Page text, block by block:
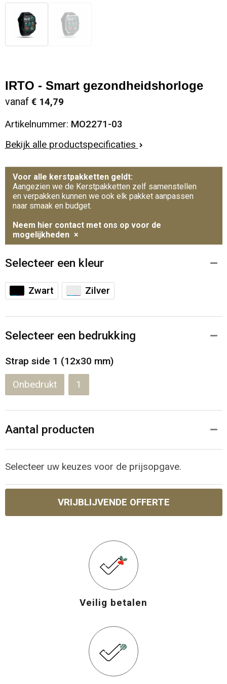
IRTO - Smart gezondheidshorloge
vanaf € 14,79
Artikelnummer: MO2271-03
Bekijk alle productspecificaties
Voor alle kerstpakketten geldt:
Aangezien we de Kerstpakketten zelf samenstellen
en verpakken kunnen we ook elk pakket aanpassen
naar smaak en budget.
Neem hier contact met ons op voor de
mogelijkheden ×
Selecteer een kleur
Zwart Zilver
Selecteer een bedrukking
Strap side 1 (12x30 mm)
Onbedrukt 1
Aantal producten
Selecteer uw keuzes voor de prijsopgave.
VRIJBLIJVENDE OFFERTE
Veilig betalen